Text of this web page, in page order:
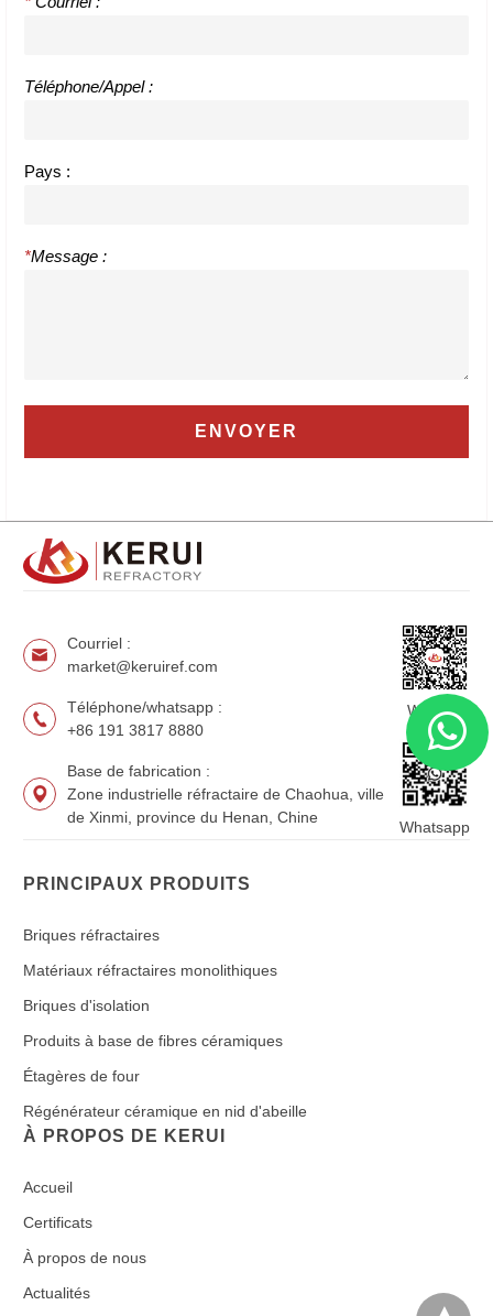
Téléphone/Appel :
Pays :
*Message :
Courriel :
market@keruiref.com
Téléphone/whatsapp :
+86 191 3817 8880
Base de fabrication :
Zone industrielle réfractaire de Chaohua, ville
de Xinmi, province du Henan, Chine
WeChat
Whatsapp
PRINCIPAUX PRODUITS
Briques réfractaires
Matériaux réfractaires monolithiques
Briques d'isolation
Produits à base de fibres céramiques
Étagères de four
Régénérateur céramique en nid d'abeille
À PROPOS DE KERUI
Accueil
Certificats
À propos de nous
Actualités